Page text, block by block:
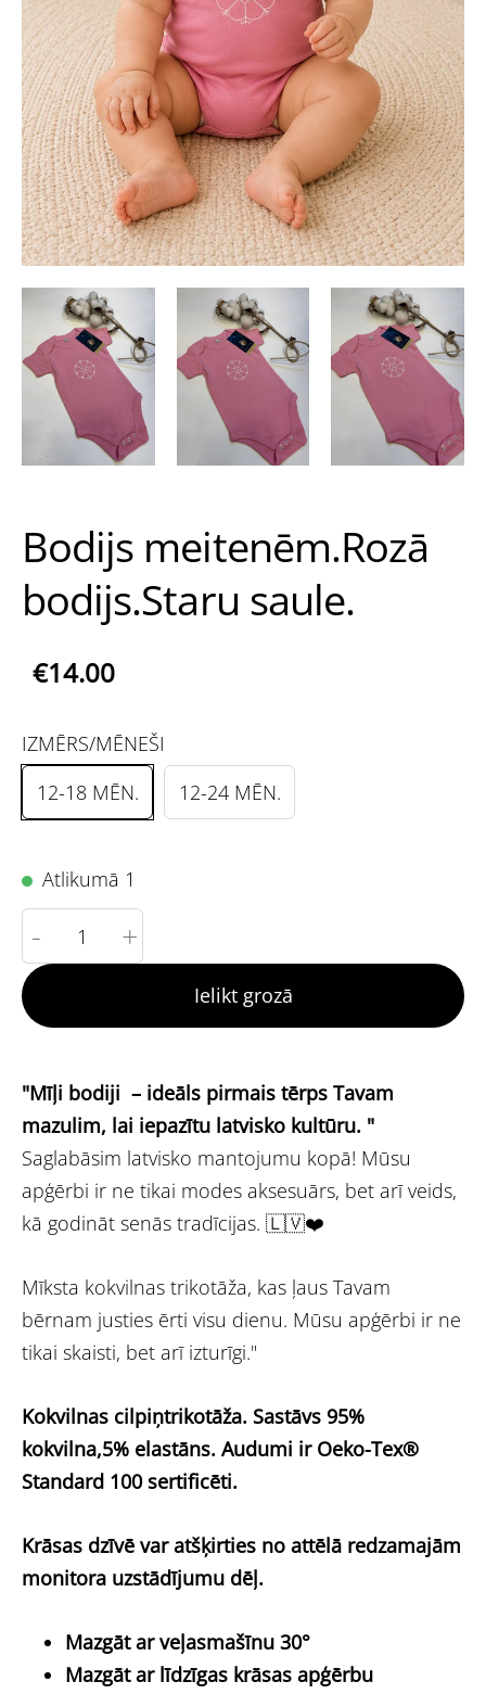
Bodijs meitenēm.Rozā
bodijs.Staru saule.
€14.00
IZMĒRS/MĒNEŠI
12-18 MĒN.
12-24 MĒN.
Atlikumā 1
- +
Ielikt grozā
"Mīļi bodiji – ideāls pirmais tērps Tavam
mazulim, lai iepazītu latvisko kultūru. "
Saglabāsim latvisko mantojumu kopā! Mūsu
apģērbi ir ne tikai modes aksesuārs, bet arī veids,
kā godināt senās tradīcijas. 🇱🇻❤️
Mīksta kokvilnas trikotāža, kas ļaus Tavam
bērnam justies ērti visu dienu. Mūsu apģērbi ir ne
tikai skaisti, bet arī izturīgi."
Kokvilnas cilpiņtrikotāža. Sastāvs 95%
kokvilna,5% elastāns. Audumi ir Oeko-Tex®
Standard 100 sertificēti.
Krāsas dzīvē var atšķirties no attēlā redzamajām
monitora uzstādījumu dēļ.
Mazgāt ar veļasmašīnu 30°
Mazgāt ar līdzīgas krāsas apģērbu